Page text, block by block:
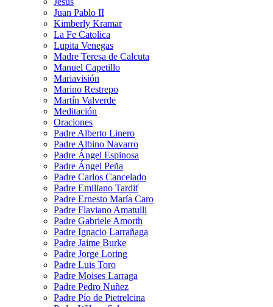
Juan Pablo II
Kimberly Kramar
La Fe Catolica
Lupita Venegas
Madre Teresa de Calcuta
Manuel Capetillo
Mariavisión
Marino Restrepo
Martín Valverde
Meditación
Oraciones
Padre Alberto Linero
Padre Albino Navarro
Padre Ángel Espinosa
Padre Ángel Peña
Padre Carlos Cancelado
Padre Emiliano Tardif
Padre Ernesto María Caro
Padre Flaviano Amatulli
Padre Gabriele Amorth
Padre Ignacio Larrañaga
Padre Jaime Burke
Padre Jorge Loring
Padre Luis Toro
Padre Moises Larraga
Padre Pedro Nuñez
Padre Pío de Pietrelcina